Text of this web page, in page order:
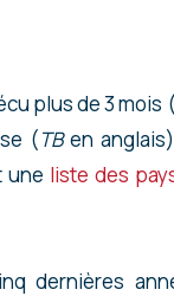
plus de 3 mois
(TBen
une liste des
dernières